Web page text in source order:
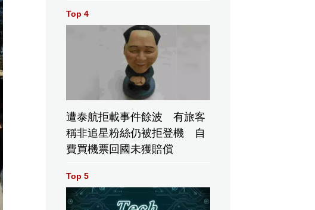
Top 4
遭泰航拒載事件餘波 有旅客
稱非追星粉絲仍被拒登機 自
費買機票回國未獲賠償
Top 5